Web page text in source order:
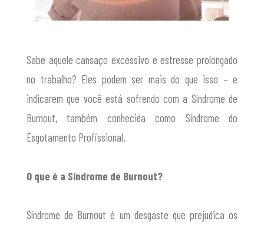
Sabe aquele cansaço excessivo e estresse prolongado
no trabalho? Eles podem ser mais do que isso – e
indicarem que você está sofrendo com a Síndrome de
Burnout, também conhecida como Síndrome do
Esgotamento Profissional.
O que é a Síndrome de Burnout?
Síndrome de Burnout é um desgaste que prejudica os